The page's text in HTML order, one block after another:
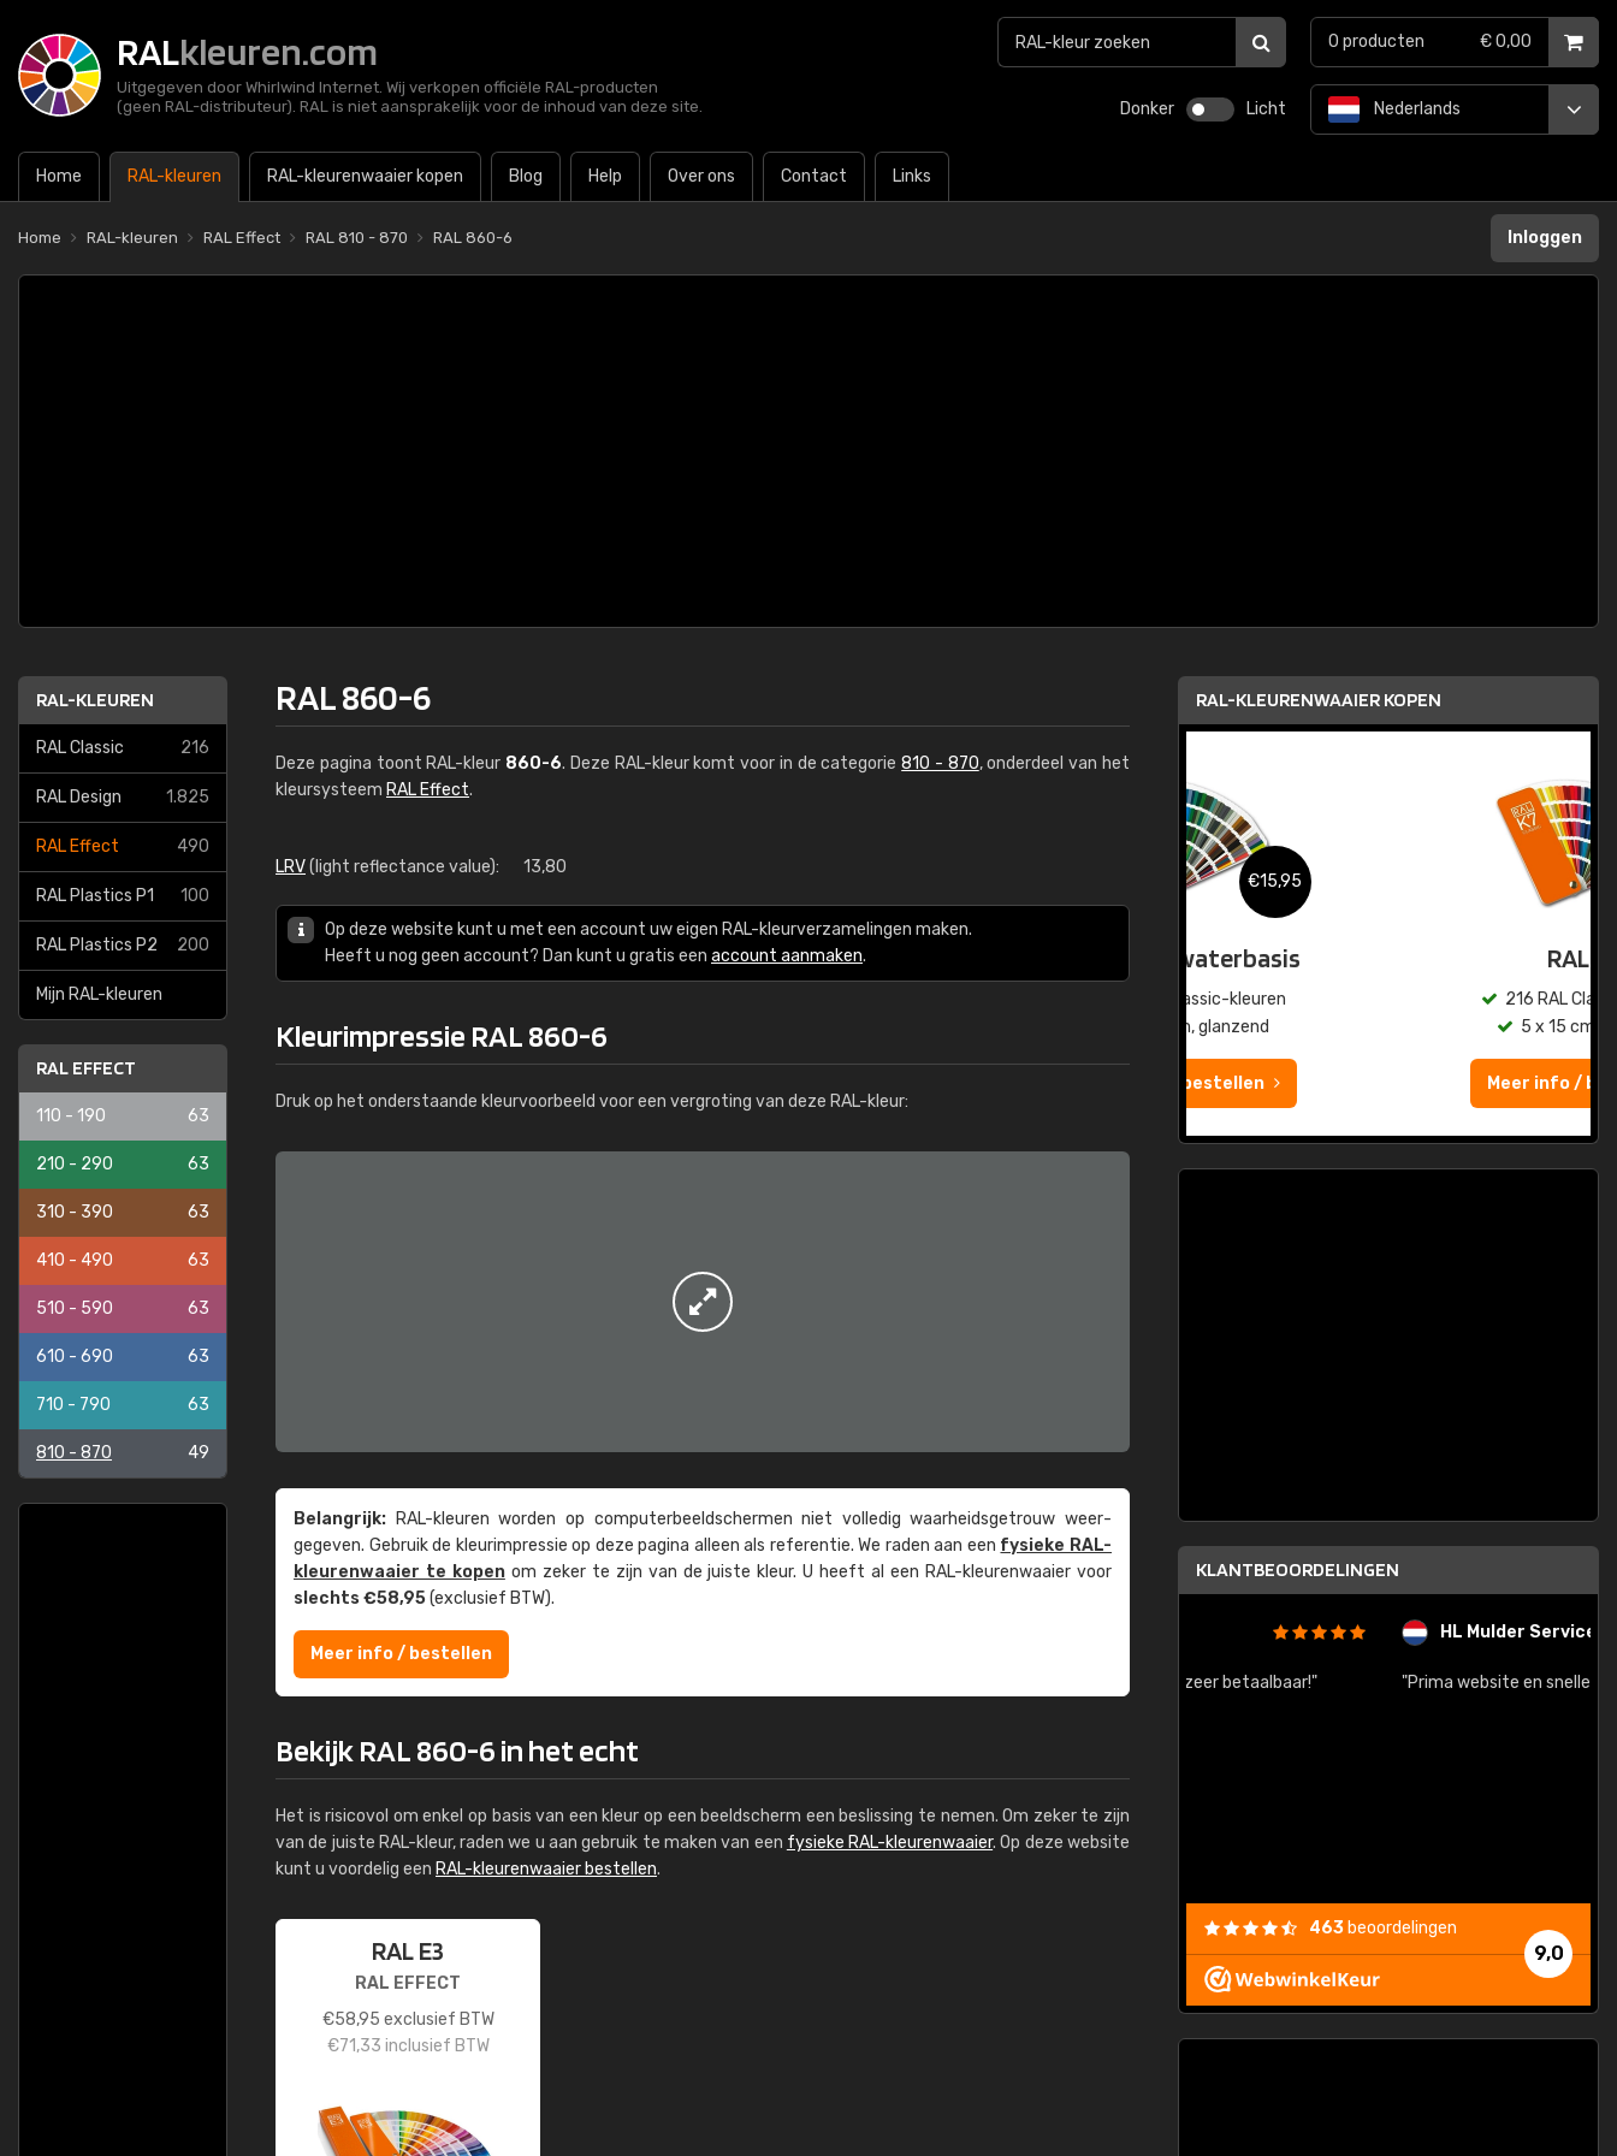
RALkleuren.com
Uitgegeven door Whirlwind Internet. Wij verkopen officiële RAL-producten
(geen RAL-distributeur). RAL is niet aansprakelijk voor de inhoud van deze site.
Donker Licht
Home RAL-kleuren RAL-kleurenwaaier kopen Blog Help Over ons Contact Links
Nederlands
0 producten € 0,00
Home RAL-kleuren RAL Effect RAL 810 - 870 RAL 860-6 Inloggen
RAL-KLEUREN
RAL Classic 216
RAL Design 1.825
RAL Effect 490
RAL Plastics P1 100
RAL Plastics P2 200
Mijn RAL-kleuren
RAL EFFECT
110 - 190 63
210 - 290 63
310 - 390 63
410 - 490 63
510 - 590 63
610 - 690 63
710 - 790 63
810 - 870 49
RAL 860-6
Deze pagina toont RAL-kleur 860-6. Deze RAL-kleur komt voor in de categorie810 - 870, onderdeel van het
kleursysteem RAL Effect.
LRV(light reflectance value): 13,80
Op deze website kunt u met een account uw eigen RAL-kleurverzamelingen maken.
Heeft u nog geen account? Dan kunt u gratis een account aanmaken.
Kleurimpressie RAL 860-6
Druk op het onderstaande kleurvoorbeeld voor een vergroting van deze RAL-kleur:
Belangrijk: RAL-kleuren worden op computer­beeld­schermen niet volledig waarheids­­getrouw weer­
gegeven. Gebruik de kleur­impressie op deze pagina alleen als referentie. We raden aan een fysieke RAL-
kleuren­waaier te kopenom zeker te zijn van de juiste kleur. U heeft al een RAL-kleuren­waaier voor
slechts €58,95(exclusief BTW).
Meer info / bestellen
Bekijk RAL 860-6 in het echt
Het is risicovol om enkel op basis van een kleur op een beeldscherm een beslissing te nemen. Om zeker te zijn
van de juiste RAL-kleur, raden we u aan gebruik te maken van een fysieke RAL-kleurenwaaier. Op deze website
kunt u voordelig een RAL-kleurenwaaier bestellen.
RAL E3
RAL EFFECT
€58,95 exclusief BTW
€71,33 inclusief BTW
RAL-KLEURENWAAIER KOPEN
RAL K7 op waterbasis
216 RAL Classic-kleuren
KLANTBEOORDELINGEN
HL Mulder Services
"Prima website en snelle levering na bestelling"
9,0
463 beoordelingen